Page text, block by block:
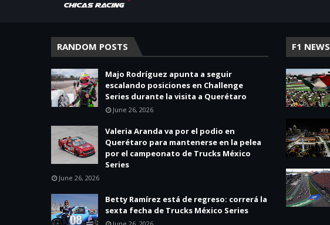
RANDOM POSTS
Majo Rodríguez apunta a seguir
escalando posiciones en Challenge
Series durante la visita a Querétaro
June 26, 2026
Valeria Aranda va por el podio en
Querétaro para mantenerse en la pelea
por el campeonato de Trucks México
Series
June 26, 2026
Betty Ramírez está de regreso: correrá la
sexta fecha de Trucks México Series
F1 NEWS